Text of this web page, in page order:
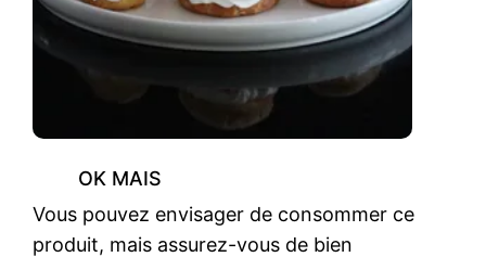
OK MAIS
Vous pouvez envisager de consommer ce
produit, mais assurez-vous de bien